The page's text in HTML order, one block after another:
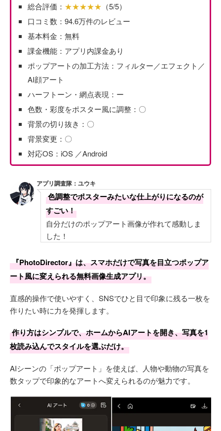
総合評価： ★★★★★ （5/5）
口コミ数：94.6万件のレビュー
基本料金：無料
課金機能：アプリ内課金あり
ポップアートの加工方法：フィルター／エフェクト／
AI顔アート
ハーフトーン・網点表現：ー
色数・彩度をポスター風に調整：〇
背景の切り抜き：〇
背景変更：〇
対応OS：iOS ／Android
アプリ調査隊：ユウキ
色調整でポスターみたいな仕上がりになるのが
すごい！
自分だけのポップアート画像が作れて感動しま
した！
『PhotoDirector』は、スマホだけで写真を目立つポップア
ート風に変えられる無料画像生成アプリ。
直感的操作で使いやすく、SNSでひと目で印象に残る一枚を
作りたい時に力を発揮します。
作り方はシンプルで、ホームからAIアートを開き、写真を1
枚読み込んでスタイルを選ぶだけ。
AIシーンの「ポップアート」を使えば、人物や動物の写真を
数タップで印象的なアートへ変えられるのが魅力です。